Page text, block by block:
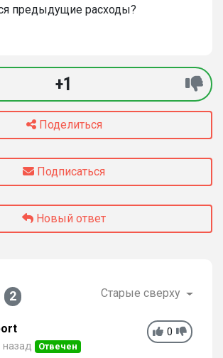
предыдущие расходы?
+1
Поделиться
Подписаться
Новый ответ
2 Старые сверху
0
назад Отвечен